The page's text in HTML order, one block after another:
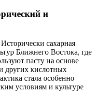
и
Исторически сахарная
Ближнего Востока, где
пасту на основе
других кислотных
стала особенно
условиям и культуре